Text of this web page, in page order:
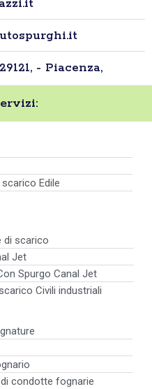
- Piacenza,
Edile
di scarico
Jet
Spurgo Canal Jet
Civili industriali
condotte fognarie